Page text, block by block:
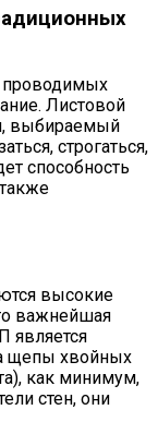
проводимых
Листовой
выбираемый
строгаться,
способность
высокие
важнейшая
является
щепы хвойных
как минимум,
стен, они